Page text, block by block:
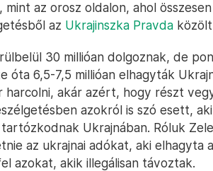
az orosz oldalon, ahol
az Ukrajinszka Pravda
30 millióan dolgoznak, de
6,5-7,5 millióan elhagyták
akár azért, hogy részt
azokról is szó esett,
Ukrajnában. Róluk
az ukrajnai adókat, aki elhagyta
azokat, akik illegálisan távoztak.